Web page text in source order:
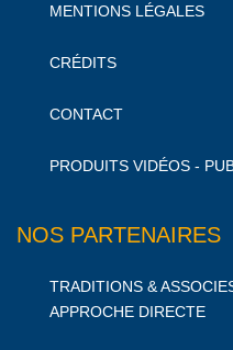
MENTIONS LÉGALES
CRÉDITS
CONTACT
PRODUITS VIDÉOS -
NOS PARTENAIRES
TRADITIONS &
APPROCHE DIRECTE